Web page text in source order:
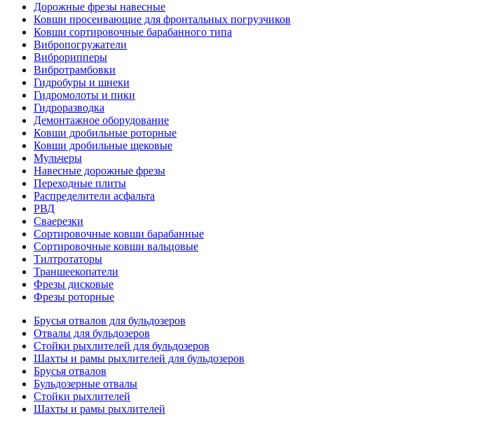
Дорожные фрезы навесные
Ковши просеивающие для фронтальных погрузчиков
Ковши сортировочные барабанного типа
Вибропогружатели
Виброрипперы
Вибротрамбовки
Гидробуры и шнеки
Гидромолоты и пики
Гидроразводка
Демонтажное оборудование
Ковши дробильные роторные
Ковши дробильные щековые
Мульчеры
Навесные дорожные фрезы
Переходные плиты
Распределители асфальта
РВД
Сваерезки
Сортировочные ковши барабанные
Сортировочные ковши вальцовые
Тилтротаторы
Траншеекопатели
Фрезы дисковые
Фрезы роторные
Брусья отвалов для бульдозеров
Отвалы для бульдозеров
Стойки рыхлителей для бульдозеров
Шахты и рамы рыхлителей для бульдозеров
Брусья отвалов
Бульдозерные отвалы
Стойки рыхлителей
Шахты и рамы рыхлителей